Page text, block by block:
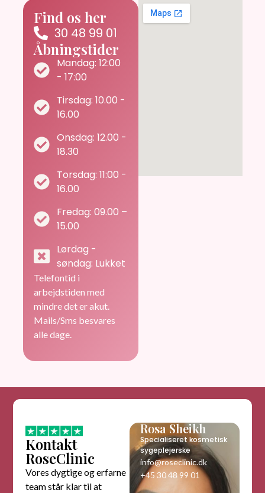
Find os her
30 48 99 01
Åbningstider
Mandag: 12:00
- 17:00
Tirsdag: 10.00 -
16.00
Onsdag: 12.00 -
18.30
Torsdag: 11:00 -
16.00
Fredag: 09.00 –
15.00
Lørdag -
søndag: Lukket
Telefontid i
arbejdstiden med
mindre det er akut.
Mails/Sms besvares
alle dage.
Kontakt
RoseClinic
Vores dygtige og erfarne
team står klar til at
Rosa Sheikh
Specialiseret kosmetisk
sygeplejerske
info@roseclinic.dk
+45 30 48 99 01